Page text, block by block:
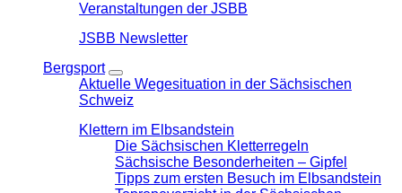
Veranstaltungen der JSBB
JSBB Newsletter
Bergsport
Aktuelle Wegesituation in der Sächsischen
Schweiz
Klettern im Elbsandstein
Die Sächsischen Kletterregeln
Sächsische Besonderheiten – Gipfel
Tipps zum ersten Besuch im Elbsandstein